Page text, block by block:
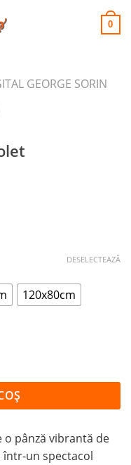
0
GEORGE SORIN
120x80cm
DESELECTEAZĂ
o pânză vibrantă de
într-un spectacol